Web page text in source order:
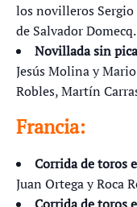
los novilleros
de Salvador Domecq.
Novillada sin
Jesús Molina y
Robles, Martín
Francia:
Corrida de toros
Juan Ortega y Roca